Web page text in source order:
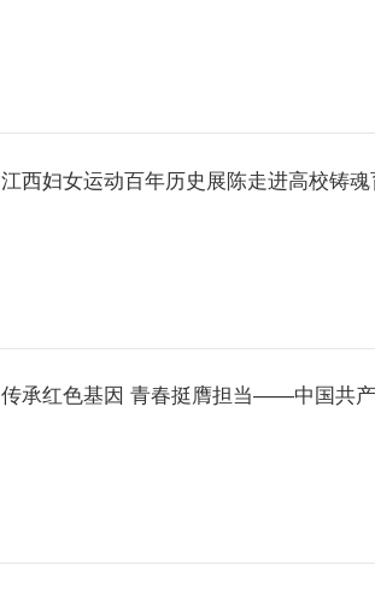
江西妇女运动百年历史展陈走进高校铸魂
传承红色基因 青春挺膺担当——中国共